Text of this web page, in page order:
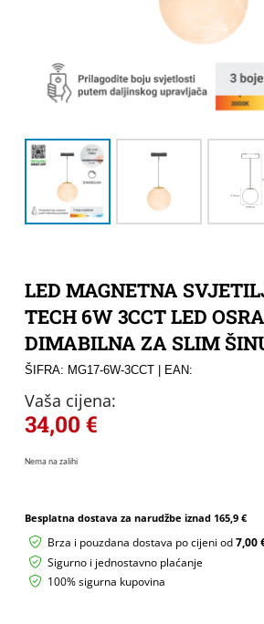
LED MAGNETNA
TECH 6W 3CCT LED
DIMABILNA ZA SLIM
ŠIFRA: MG17-6W-3CCT| EAN:
Vaša cijena:
34,00 €
Nema na zalihi
Besplatna dostava za narudžbe iznad 165,9 €
Brza i pouzdana dostava po cijeni od7,00
Sigurno i jednostavno plaćanje
100% sigurna kupovina